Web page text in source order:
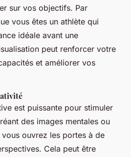
sur vos objectifs. Par
vous êtes un athlète qui
idéale avant une
peut renforcer votre
et améliorer vos
est puissante pour stimuler
des images mentales ou
ouvrez les portes à de
Cela peut être